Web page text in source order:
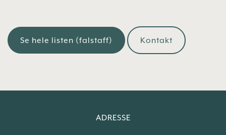
Se hele listen (falstaff) Kontakt
ADRESSE